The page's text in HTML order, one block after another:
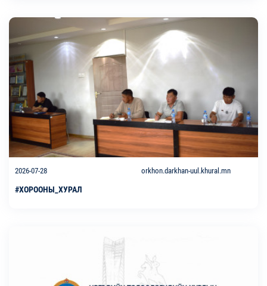
2026-07-28 orkhon.darkhan-uul.khural.mn
#ХОРООНЫ_ХУРАЛ